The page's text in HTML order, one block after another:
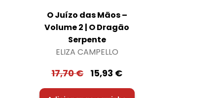
O Juízo das Mãos –
Volume 2 | O Dragão
Serpente
ELIZA CAMPELLO
17,70€ 15,93 €